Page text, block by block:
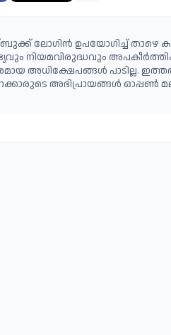
ലോഗിൻ ഉപയോഗിച്ച് താഴെ
നിയമവിരുദ്ധവും
അധിക്ഷേപങ്ങള്‍ പാടില്ല.
അഭിപ്രായങ്ങള്‍ ഓപ്പൺ